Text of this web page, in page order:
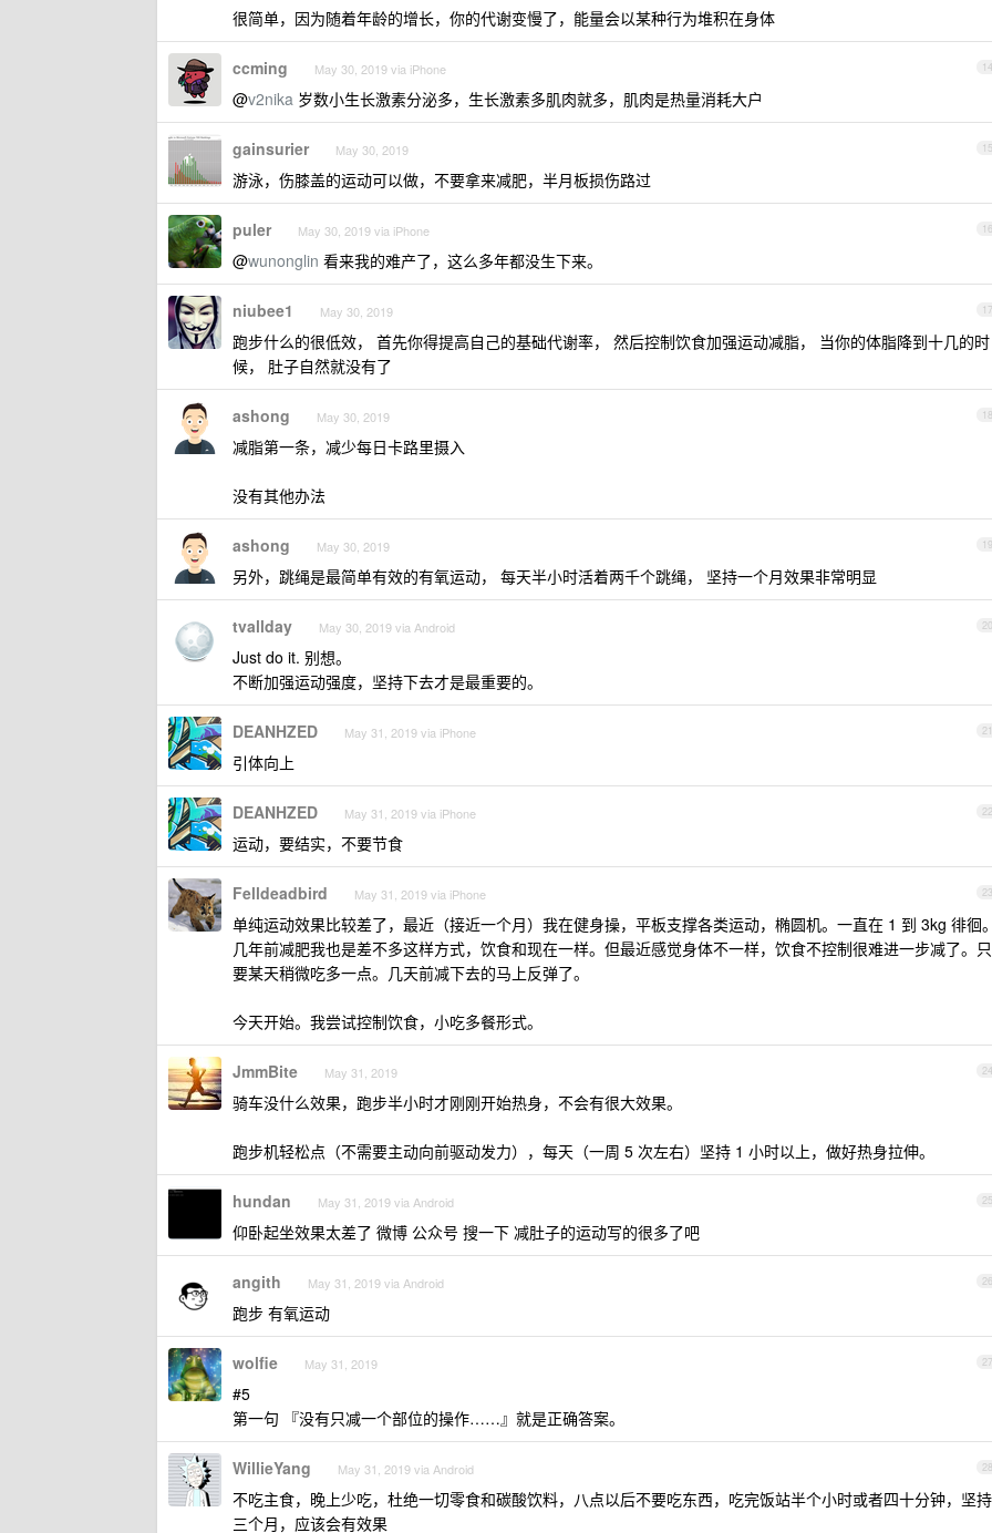
很简单，因为随着年龄的增长，你的代谢变慢了，能量会以某种行为堆积在身体
14
ccming May 30, 2019 via iPhone
@v2nika 岁数小生长激素分泌多，生长激素多肌肉就多，肌肉是热量消耗大户
15
gainsurier May 30, 2019
游泳，伤膝盖的运动可以做，不要拿来减肥，半月板损伤路过
16
puler May 30, 2019 via iPhone
@wunonglin 看来我的难产了，这么多年都没生下来。
17
niubee1 May 30, 2019
跑步什么的很低效， 首先你得提高自己的基础代谢率， 然后控制饮食加强运动减脂， 当你的体脂降到十几的时
候， 肚子自然就没有了
18
ashong May 30, 2019
减脂第一条，减少每日卡路里摄入
没有其他办法
19
ashong May 30, 2019
另外，跳绳是最简单有效的有氧运动， 每天半小时活着两千个跳绳， 坚持一个月效果非常明显
20
tvallday May 30, 2019 via Android
Just do it. 别想。
不断加强运动强度，坚持下去才是最重要的。
21
DEANHZED May 31, 2019 via iPhone
引体向上
22
DEANHZED May 31, 2019 via iPhone
运动，要结实，不要节食
23
Felldeadbird May 31, 2019 via iPhone
单纯运动效果比较差了，最近（接近一个月）我在健身操，平板支撑各类运动，椭圆机。一直在 1 到 3kg 徘徊
几年前减肥我也是差不多这样方式，饮食和现在一样。但最近感觉身体不一样，饮食不控制很难进一步减了。只
要某天稍微吃多一点。几天前减下去的马上反弹了。
今天开始。我尝试控制饮食，小吃多餐形式。
24
JmmBite May 31, 2019
骑车没什么效果，跑步半小时才刚刚开始热身，不会有很大效果。
跑步机轻松点（不需要主动向前驱动发力），每天（一周 5 次左右）坚持 1 小时以上，做好热身拉伸。
25
hundan May 31, 2019 via Android
仰卧起坐效果太差了 微博 公众号 搜一下 减肚子的运动写的很多了吧
26
angith May 31, 2019 via Android
跑步 有氧运动
27
wolfie May 31, 2019
#5
第一句 『没有只减一个部位的操作……』就是正确答案。
28
WillieYang May 31, 2019 via Android
不吃主食，晚上少吃，杜绝一切零食和碳酸饮料，八点以后不要吃东西，吃完饭站半个小时或者四十分钟，坚持
三个月，应该会有效果